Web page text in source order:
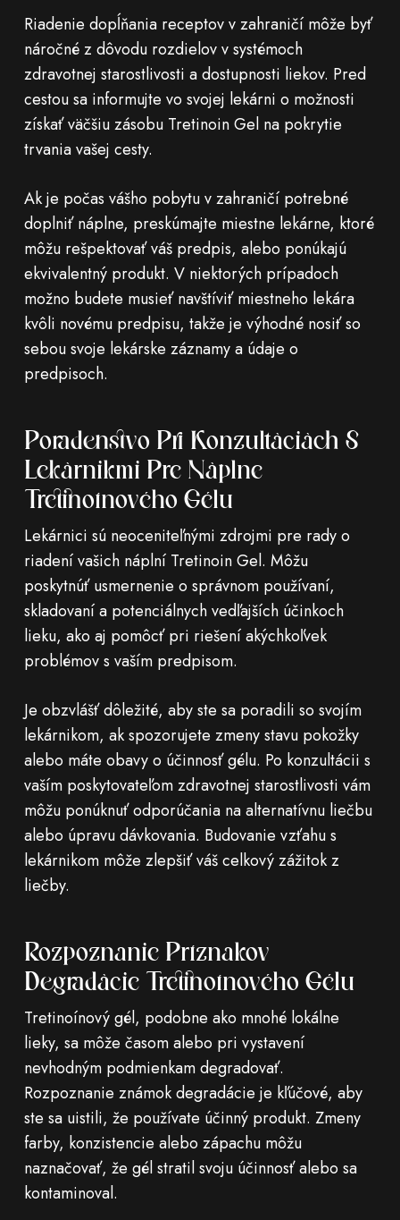
Riadenie dopĺňania receptov v zahraničí môže byť
náročné z dôvodu rozdielov v systémoch
zdravotnej starostlivosti a dostupnosti liekov. Pred
cestou sa informujte vo svojej lekárni o možnosti
získať väčšiu zásobu Tretinoin Gel na pokrytie
trvania vašej cesty.
Ak je počas vášho pobytu v zahraničí potrebné
doplniť náplne, preskúmajte miestne lekárne, ktoré
môžu rešpektovať váš predpis, alebo ponúkajú
ekvivalentný produkt. V niektorých prípadoch
možno budete musieť navštíviť miestneho lekára
kvôli novému predpisu, takže je výhodné nosiť so
sebou svoje lekárske záznamy a údaje o
predpisoch.
Poradenstvo Pri Konzultáciách S
Lekárnikmi Pre Náplne
Tretinoínového Gélu
Lekárnici sú neoceniteľnými zdrojmi pre rady o
riadení vašich náplní Tretinoin Gel. Môžu
poskytnúť usmernenie o správnom používaní,
skladovaní a potenciálnych vedľajších účinkoch
lieku, ako aj pomôcť pri riešení akýchkoľvek
problémov s vaším predpisom.
Je obzvlášť dôležité, aby ste sa poradili so svojím
lekárnikom, ak spozorujete zmeny stavu pokožky
alebo máte obavy o účinnosť gélu. Po konzultácii s
vaším poskytovateľom zdravotnej starostlivosti vám
môžu ponúknuť odporúčania na alternatívnu liečbu
alebo úpravu dávkovania. Budovanie vzťahu s
lekárnikom môže zlepšiť váš celkový zážitok z
liečby.
Rozpoznanie Príznakov
Degradácie Tretinoínového Gélu
Tretinoínový gél, podobne ako mnohé lokálne
lieky, sa môže časom alebo pri vystavení
nevhodným podmienkam degradovať.
Rozpoznanie známok degradácie je kľúčové, aby
ste sa uistili, že používate účinný produkt. Zmeny
farby, konzistencie alebo zápachu môžu
naznačovať, že gél stratil svoju účinnosť alebo sa
kontaminoval.